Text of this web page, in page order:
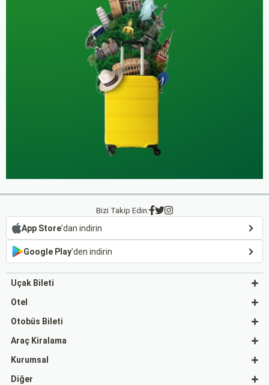
Bizi Takip Edin:
App Store'dan indirin
Google Play'den indirin
Uçak Bileti
Otel
Otobüs Bileti
Araç Kiralama
Kurumsal
Diğer